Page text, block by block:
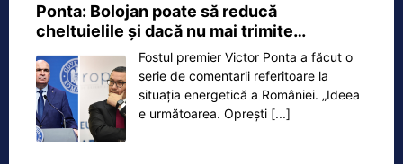
Ponta: Bolojan poate să reducă
cheltuielile şi dacă nu mai trimite…
Fostul premier Victor Ponta a făcut o
serie de comentarii referitoare la
situația energetică a României. „Ideea
e următoarea. Oprești [...]